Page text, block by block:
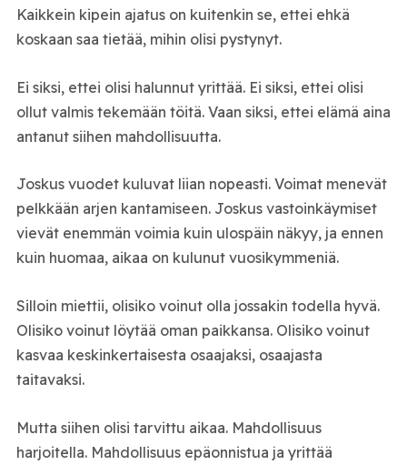
Kaikkein kipein ajatus on kuitenkin se, ettei ehkä
koskaan saa tietää, mihin olisi pystynyt.
Ei siksi, ettei olisi halunnut yrittää. Ei siksi, ettei olisi
ollut valmis tekemään töitä. Vaan siksi, ettei elämä aina
antanut siihen mahdollisuutta.
Joskus vuodet kuluvat liian nopeasti. Voimat menevät
pelkkään arjen kantamiseen. Joskus vastoinkäymiset
vievät enemmän voimia kuin ulospäin näkyy, ja ennen
kuin huomaa, aikaa on kulunut vuosikymmeniä.
Silloin miettii, olisiko voinut olla jossakin todella hyvä.
Olisiko voinut löytää oman paikkansa. Olisiko voinut
kasvaa keskinkertaisesta osaajaksi, osaajasta
taitavaksi.
Mutta siihen olisi tarvittu aikaa. Mahdollisuus
harjoitella. Mahdollisuus epäonnistua ja yrittää